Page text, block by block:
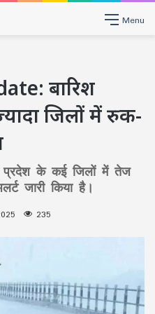
Menu
बारिश
जिलों में रुक-
प्रदेश के कई जिलों में तेज
जारी किया है।
235